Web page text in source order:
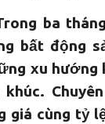
ba
bất động
xu hướng
giá cùng tỷ